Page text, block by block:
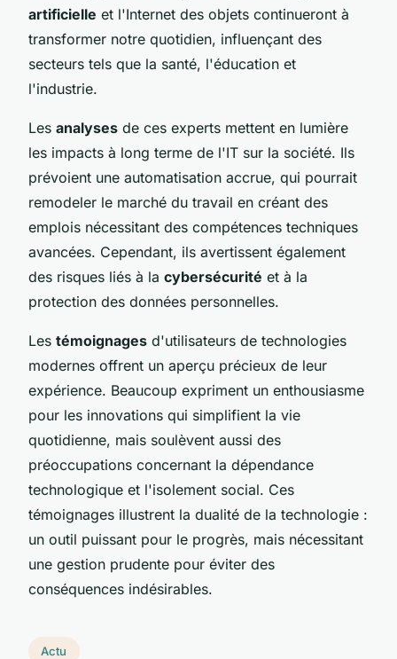
artificielle et l'Internet des objets continueront à
transformer notre quotidien, influençant des
secteurs tels que la santé, l'éducation et
l'industrie.
Les analyses de ces experts mettent en lumière
les impacts à long terme de l'IT sur la société. Ils
prévoient une automatisation accrue, qui pourrait
remodeler le marché du travail en créant des
emplois nécessitant des compétences techniques
avancées. Cependant, ils avertissent également
des risques liés à la cybersécurité et à la
protection des données personnelles.
Les témoignages d'utilisateurs de technologies
modernes offrent un aperçu précieux de leur
expérience. Beaucoup expriment un enthousiasme
pour les innovations qui simplifient la vie
quotidienne, mais soulèvent aussi des
préoccupations concernant la dépendance
technologique et l'isolement social. Ces
témoignages illustrent la dualité de la technologie :
un outil puissant pour le progrès, mais nécessitant
une gestion prudente pour éviter des
conséquences indésirables.
Actu